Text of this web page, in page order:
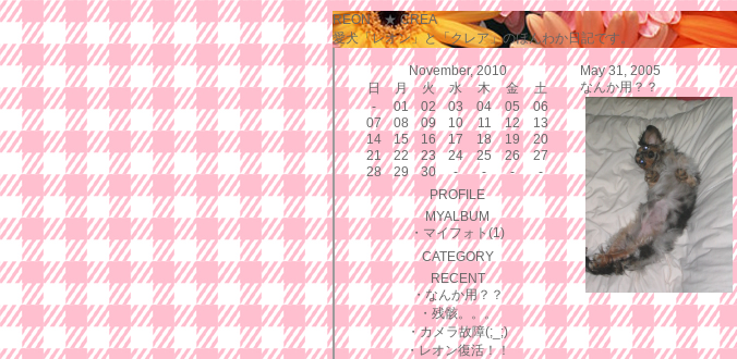
REON ★ CREA
愛犬「レオン」と「クレア」のほんわか日記です。
November, 2010
日
月 火 水 木 金
土
-
01 02 03 04 05
06
07
08 09 10 11 12
13
14
15 16 17 18 19
20
21
22 23 24 25 26
27
28
29 30 - - -
-
PROFILE
MYALBUM
・ マイフォト(1)
CATEGORY
RECENT
・なんか用？？
・ 残骸。。。
・カメラ故障(;_;)
・レオン復活！！
May 31, 2005
なんか用？？